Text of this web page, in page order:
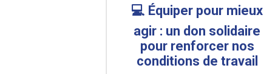
💻 Équiper pour mieux
agir : un don solidaire
pour renforcer nos
conditions de travail